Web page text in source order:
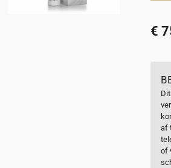
€
af
of